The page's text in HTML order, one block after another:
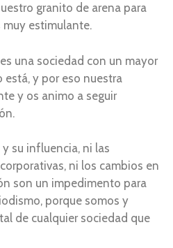
granito de arena para
muy estimulante.
una sociedad con un mayor
y por eso nuestra
y os animo a seguir
su influencia, ni las
ni los cambios en
son un impedimento para
porque somos y
de cualquier sociedad que